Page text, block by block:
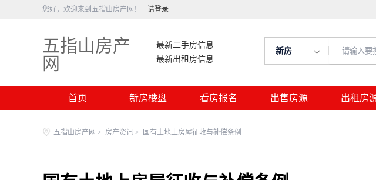
您好，欢迎来到五指山房产网！ 请登录
五指山房产
网
最新二手房信息
最新出租房信息
新房
首页 新房楼盘 看房报名 出售房源 出租房
五指山房产网 > 房产资讯 > 国有土地上房屋征收与补偿条例